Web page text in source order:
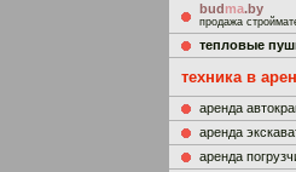
budma.by
продажа
тепловые
техника в
аренда
аренда
аренда